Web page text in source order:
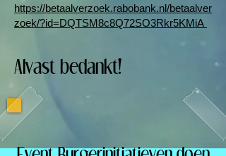
https://betaalverzoek.rabobank.nl/betaalver
zoek/?id=DQTSM8c8Q72SO3Rkr5KMiA
Alvast bedankt!